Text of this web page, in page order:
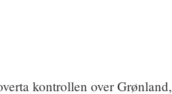
kontrollen over Grønland,